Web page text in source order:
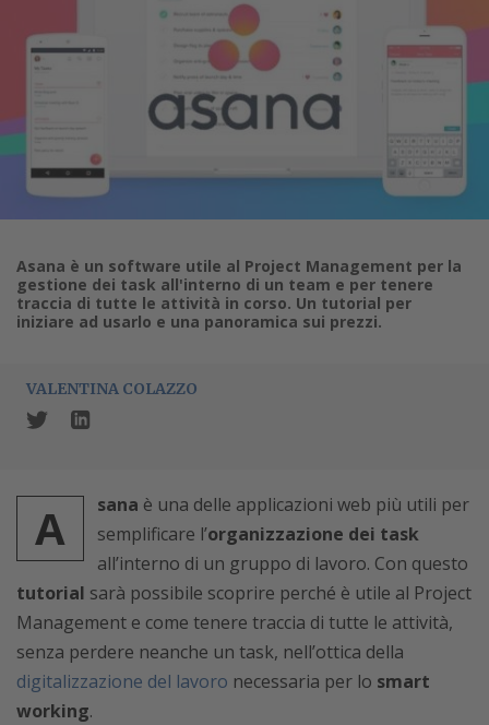
Asana è un software utile al Project Management per la
gestione dei task all'interno di un team e per tenere
traccia di tutte le attività in corso. Un tutorial per
iniziare ad usarlo e una panoramica sui prezzi.
VALENTINA COLAZZO
A sana è una delle applicazioni web più utili per
semplificare l’organizzazione dei task
all’interno di un gruppo di lavoro. Con questo
tutorial sarà possibile scoprire perché è utile al Project
Management e come tenere traccia di tutte le attività,
senza perdere neanche un task, nell’ottica della
digitalizzazione del lavoro necessaria per lo smart
working.